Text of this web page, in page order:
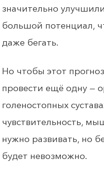
значительно
большой потенциал,
даже бегать.
Но чтобы этот
провести ещё одну —
голеностопных
чувствительность,
нужно развивать, но
будет невозможно.